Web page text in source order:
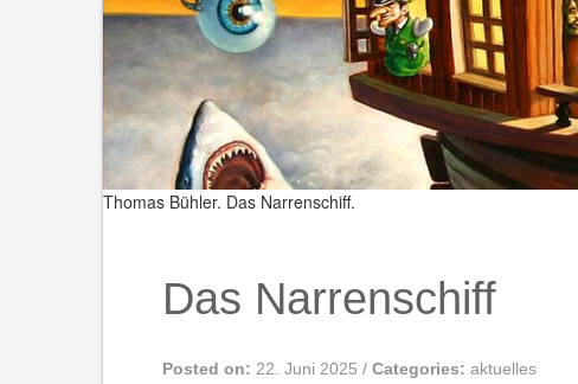
Thomas Bühler. Das Narrenschiff.
Das Narrenschiff
Posted on: 22. Juni 2025 / Categories: aktuelles